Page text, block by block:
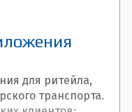
для ритейла,
транспорта.